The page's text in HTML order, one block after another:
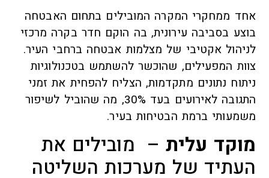
אחד ממחקרי המקרה המובילים בתחום האבטחה
בוצע בסביבה עירונית, בה הוקם חדר בקרה מרכזי
לניהול אקטיבי של מצלמות אבטחה ברחבי העיר.
צוות המפעילים, שהוכשר להשתמש בטכנולוגיות
ניתוח נתונים מתקדמות, הצליח להפחית את זמני
התגובה לאירועים בעד 30%, מה שהוביל לשיפור
משמעותי ברמת הבטיחות בעיר.
מוקד עלית– מובילים את
העתיד של מערכות השליטה